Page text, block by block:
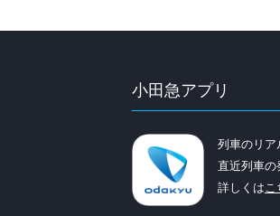
小田急アプリ
列車のリア
直近列車の
詳しくは こ